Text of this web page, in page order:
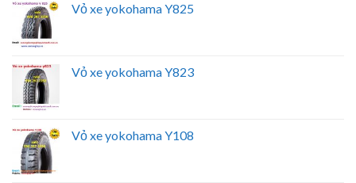
Vỏ xe yokohama Y825
Vỏ xe yokohama Y823
Vỏ xe yokohama Y108